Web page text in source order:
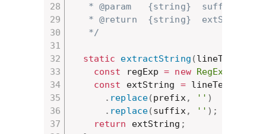
* @param   {string}  suffix - 抽出
* @return  {string}  extString -
   */
static extractString (lineText
const regExp = new RegExp
const extString = lineText
. replace(prefix, '' )
. replace(suffix, '' ) ;
return extString ;